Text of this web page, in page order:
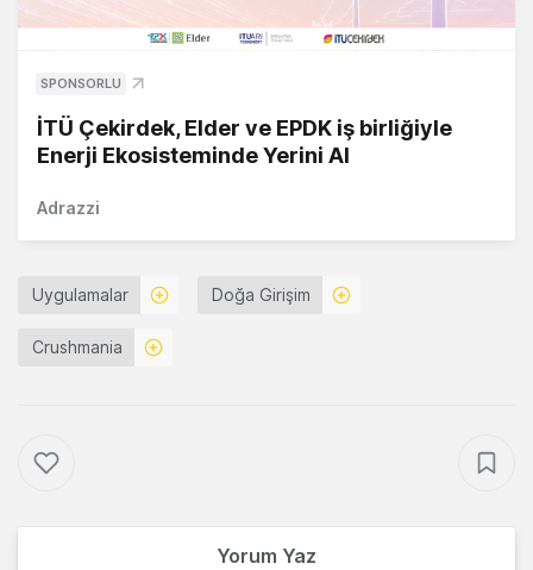
SPONSORLU
İTÜ Çekirdek, Elder ve EPDK iş birliğiyle
Enerji Ekosisteminde Yerini Al
Adrazzi
Uygulamalar Doğa Girişim
Crushmania
Yorum Yaz